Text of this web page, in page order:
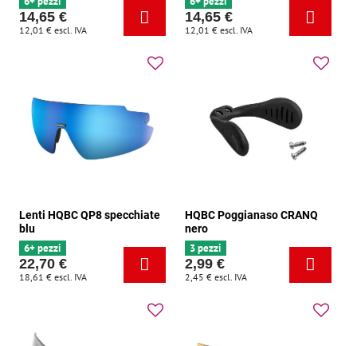
14,65 €
12,01 € escl. IVA
14,65 €
12,01 € escl. IVA
Lenti HQBC QP8 specchiate
blu
6+ pezzi
22,70 €
18,61 € escl. IVA
HQBC Poggianaso CRANQ
nero
3 pezzi
2,99 €
2,45 € escl. IVA